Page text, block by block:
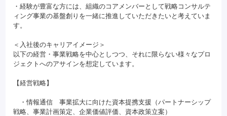
・経験が豊富な方には、組織のコアメンバーとして戦略コンサルテ
ィング事業の基盤創りを一緒に推進していただきたいと考えていま
す。
＜入社後のキャリアイメージ＞
以下の経営・事業戦略を中心としつつ、それに限らない様々なプロ
ジェクトへのアサインを想定しています。
【経営戦略】
・情報通信 事業拡大に向けた資本提携支援（パートナーシップ
戦略、事業計画策定、企業価値評価、資本政策立案）